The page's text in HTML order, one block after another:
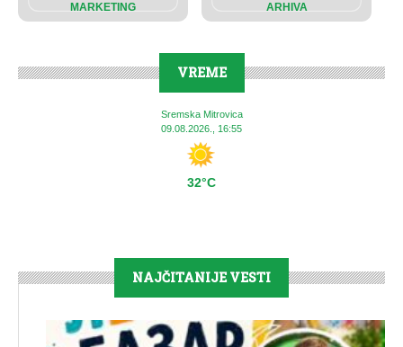
MARKETING ARHIVA
VREME
Sremska Mitrovica
09.08.2026., 16:55
32°C
NAJČITANIJE VESTI